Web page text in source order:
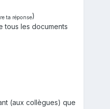
ta réponse)
tous les documents
(aux collègues) que